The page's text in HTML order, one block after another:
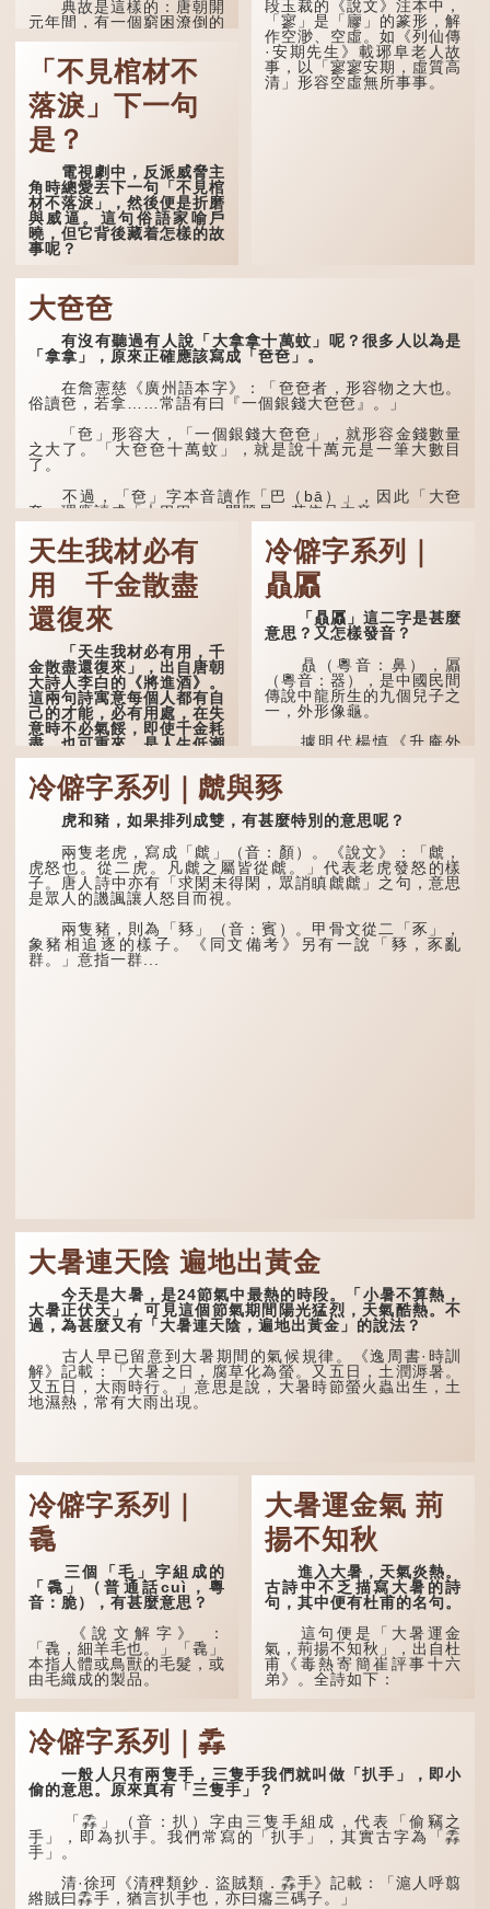
典故是這樣的：唐朝開
元年間，有一個窮困潦倒的
遇到一位呂姓道士，兩人暢
談甚歡。
言談間，盧姓書生感慨
自己雖貴為讀書人，但一直
未能考取功名，仍然貧困，
感到十分落泊。於是，道士
拿出一個青瓷枕頭，讓...
「不見棺材不
落淚」下一句
是？
電視劇中，反派威脅主
角時總愛丟下一句「不見棺
材不落淚」，然後便是折磨
與威逼。這句俗語家喻戶
曉，但它背後藏着怎樣的故
事呢？
「不見棺材不落淚」的
原句，有說法是「不見棺材
不下淚」或「不見親棺不下
淚」，出自明朝蘭陵笑笑生
所著的《金瓶梅詞話》第九
十八回。原意是指人未親眼
感到悲傷；後來引申為比喻
人執迷不悟，不到徹底失
許多人對這上半句耳熟
能詳，但它其實還有下半句
段玉裁的《說文》注本中，
「寥」是「廫」的篆形，解
作空渺、空虛。如《列仙傳
·安期先生》載琊阜老人故
事，以「寥寥安期，虛質高
清」形容空虛無所事事。
大夿夿
有沒有聽過有人說「大拿拿十萬蚊」呢？很多人以為是
「拿拿」，原來正確應該寫成「夿夿」。
在詹憲慈《廣州語本字》：「夿夿者，形容物之大也。
俗讀夿，若拿……常語有曰『一個銀錢大夿夿』。」
「夿」形容大，「一個銀錢大夿夿」，就形容金錢數量
之大了。「大夿夿十萬蚊」，就是說十萬元是一筆大數目
了。
不過，「夿」字本音讀作「巴（bā）」，因此「大夿
夿」理應讀成「大巴巴」。問題是，若依足本音，...
天生我材必有
用 千金散盡
還復來
「天生我材必有用，千
金散盡還復來」，出自唐朝
大詩人李白的《將進酒》。
這兩句詩寓意每個人都有自
己的才能，必有用處，在失
意時不必氣餒，即使千金耗
盡，也可重來，是人生低潮
時激勵向上的名句。
原詩寫道：「人生得意
須盡歡，莫使金樽空對月。
天生我材必有用，千金散盡
會須一飲三百杯。」意思是
說：上天給了我才能，必然
有用到的地方；即使千金散
去，也終會重新得到。
李白作此詩時，大約是
天寶十一年。當時他已被唐
玄宗賜金放還約八年，這期
冷僻字系列｜
贔屭
「贔屭」這二字是甚麼
意思？又怎樣發音？
贔（粵音：鼻），屭
（粵音：器），是中國民間
傳說中龍所生的九個兒子之
一，外形像龜。
據明代楊慎《升庵外
集》記載，龍生九子的次序
排列為：贔屭、螭吻、蒲
牢、狴犴、饕餮、蚣蝮、睚
眥、狻猊、椒圖（此為其中
一種說法）。
龍九子外形與能力各有
不同，其中，贔屭原形像
龜，因為能負重，多作為碑
座，有「碑下龜...
冷僻字系列｜虤與豩
虎和豬，如果排列成雙，有甚麼特別的意思呢？
兩隻老虎，寫成「虤」（音：顏）。《說文》：「虤，
虎怒也。從二虎。凡虤之屬皆從虤。」代表老虎發怒的樣
子。唐人詩中亦有「求閑未得閑，眾誚瞋虤虤」之句，意思
是眾人的譏諷讓人怒目而視。
兩隻豬，則為「豩」（音：賓）。甲骨文從二「豕」，
象豬相追逐的樣子。《同文備考》另有一說「豩，豕亂
群。」意指一群...
大暑連天陰 遍地出黃金
今天是大暑，是24節氣中最熱的時段。「小暑不算熱，
大暑正伏天」，可見這個節氣期間陽光猛烈，天氣酷熱。不
過，為甚麼又有「大暑連天陰，遍地出黃金」的說法？
古人早已留意到大暑期間的氣候規律。《逸周書·時訓
解》記載：「大暑之日，腐草化為螢。又五日，土潤溽暑。
又五日，大雨時行。」意思是說，大暑時節螢火蟲出生，土
地濕熱，常有大雨出現。
冷僻字系列｜
毳
三個「毛」字組成的
「毳」（普通話cuì，粵
音：脆），有甚麼意思？
《說文解字》 ：
「毳，細羊毛也。」「毳」
本指人體或鳥獸的毛髮，或
由毛織成的製品。
人體表面，例如手臂等
部位生長的細毛，也叫
「毳」，又叫「寒毛」、
「汗毛」。
醫學上，「毳毛」是一
個專有名詞。它指人類在兒
童時期長出的一種細小、不
易注意到卻又幾乎遍布全身
的毛髮。毳毛的密度因人而
異，其長度則通常不會...
大暑運金氣 荊
揚不知秋
進入大暑，天氣炎熱。
古詩中不乏描寫大暑的詩
句，其中便有杜甫的名句。
這句便是「大暑運金
氣，荊揚不知秋」，出自杜
甫《毒熱寄簡崔評事十六
弟》。全詩如下：
大暑運金氣，荊揚不知
舟。
季，代表涼爽肅殺之氣。
「運」是「運行」，生動地
描寫大暑的酷熱阻礙金氣流
手法描寫炎熱阻滯了季節更
替。
冷僻字系列｜掱
一般人只有兩隻手，三隻手我們就叫做「扒手」，即小
偷的意思。原來真有「三隻手」？
「掱」（音：扒）字由三隻手組成，代表「偷竊之
手」，即為扒手。我們常寫的「扒手」，其實古字為「掱
手」。
清·徐珂《清稗類鈔．盜賊類．掱手》記載：「滬人呼翦
綹賊曰掱手，猶言扒手也，亦曰癟三碼子。」